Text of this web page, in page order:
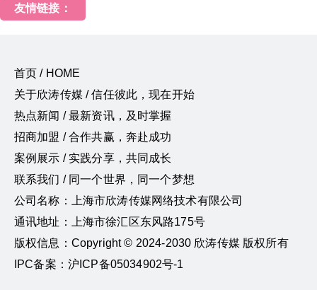
友情链接：
首页 / HOME
关于欣涛传媒 / 信任彼此，现在开始
热点新闻 / 最新资讯，及时掌握
招商加盟 / 合作共赢，奔赴成功
案例展示 / 实践分享，共同成长
联系我们 / 同一个世界，同一个梦想
公司名称：上海市欣涛传媒网络技术有限公司
通讯地址：上海市徐汇区东风路175号
版权信息：Copyright © 2024-2030 欣涛传媒 版权所有
IPC备案：沪ICP备05034902号-1